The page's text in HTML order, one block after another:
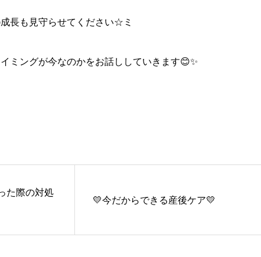
長も見守らせてください☆ミ
ミングが今なのかをお話ししていきます😊✨
た際の対処
💛今だからできる産後ケア💛